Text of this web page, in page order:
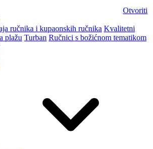
Otvoriti
ručnika i kupaonskih ručnika Kvalitetni
plažu Turban Ručnici s božićnom tematikom